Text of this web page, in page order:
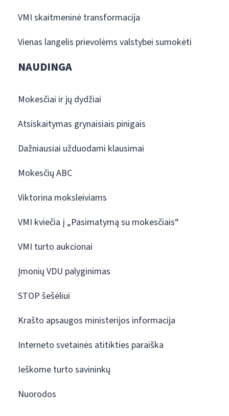
VMI skaitmeninė transformacija
Vienas langelis prievolėms valstybei sumokėti
NAUDINGA
Mokesčiai ir jų dydžiai
Atsiskaitymas grynaisiais pinigais
Dažniausiai užduodami klausimai
Mokesčių ABC
Viktorina moksleiviams
VMI kviečia į „Pasimatymą su mokesčiais“
VMI turto aukcionai
Įmonių VDU palyginimas
STOP šešėliui
Krašto apsaugos ministerijos informacija
Interneto svetainės atitikties paraiška
Ieškome turto savininkų
Nuorodos